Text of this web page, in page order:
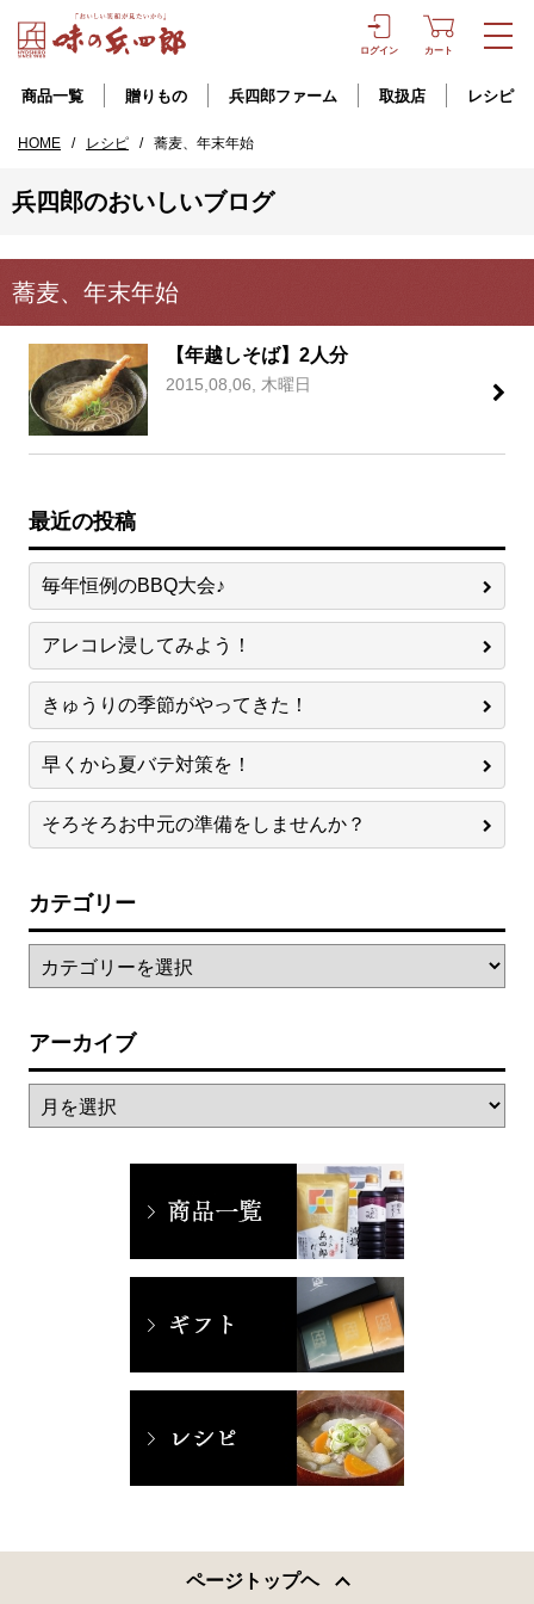
ログイン カート
商品一覧 贈りもの 兵四郎ファーム 取扱店 レシピ
HOME / レシピ / 蕎麦、年末年始
兵四郎のおいしいブログ
蕎麦、年末年始
【年越しそば】2人分
2015,08,06, 木曜日
最近の投稿
毎年恒例のBBQ大会♪
アレコレ浸してみよう！
きゅうりの季節がやってきた！
早くから夏バテ対策を！
そろそろお中元の準備をしませんか？
カテゴリー
アーカイブ
ページトップヘ